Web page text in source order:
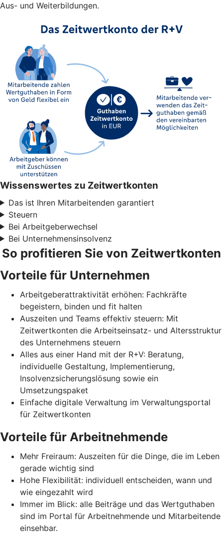
Aus- und Weiterbildungen.
Wissenswertes zu Zeitwertkonten
Das ist Ihren Mitarbeitenden garantiert
Steuern
Bei Arbeitgeberwechsel
Bei Unternehmensinsolvenz
So profitieren Sie von Zeitwertkonten
Vorteile für Unternehmen
Arbeitgeberattraktivität erhöhen: Fachkräfte
begeistern, binden und fit halten
Auszeiten und Teams effektiv steuern: Mit
Zeitwertkonten die Arbeitseinsatz- und Altersstruktur
des Unternehmens steuern
Alles aus einer Hand mit der R+V: Beratung,
individuelle Gestaltung, Implementierung,
Insolvenzsicherungslösung sowie ein
Umsetzungspaket
Einfache digitale Verwaltung im Verwaltungsportal
für Zeitwertkonten
Vorteile für Arbeitnehmende
Mehr Freiraum: Auszeiten für die Dinge, die im Leben
gerade wichtig sind
Hohe Flexibilität: individuell entscheiden, wann und
wie eingezahlt wird
Immer im Blick: alle Beiträge und das Wertguthaben
sind im Portal für Arbeitnehmende und Mitarbeitende
einsehbar.